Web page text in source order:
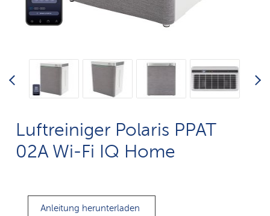
Luftreiniger Polaris PPAT
02A Wi-Fi IQ Home
Anleitung herunterladen